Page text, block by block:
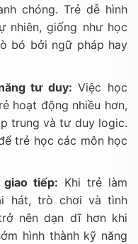
chóng. Trẻ dễ hình
nhiên, giống như học
bó bởi ngữ pháp hay
tư duy: Việc học
hoạt động nhiều hơn,
trung và tư duy logic.
trẻ học các môn học
tiếp: Khi trẻ làm
hát, trò chơi và tình
nên dạn dĩ hơn khi
hình thành kỹ năng